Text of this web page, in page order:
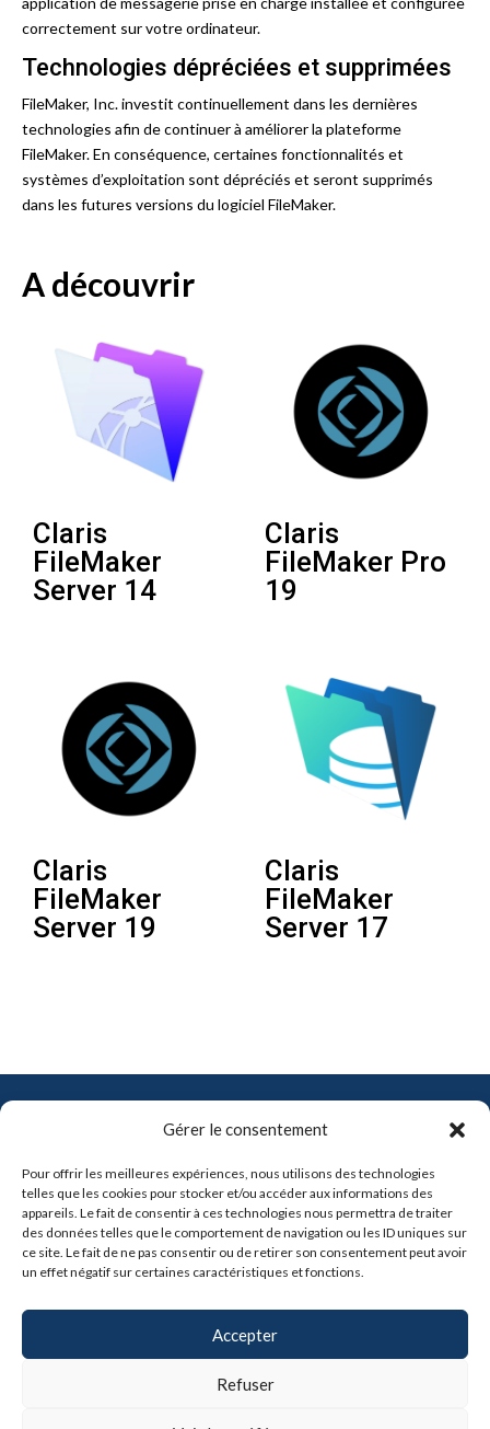
Gérer le consentement
Pour offrir les meilleures expériences, nous utilisons des technologies
telles que les cookies pour stocker et/ou accéder aux informations des
appareils. Le fait de consentir à ces technologies nous permettra de traiter
des données telles que le comportement de navigation ou les ID uniques sur
ce site. Le fait de ne pas consentir ou de retirer son consentement peut avoir
un effet négatif sur certaines caractéristiques et fonctions.
Accepter
Refuser
correctement sur votre ordinateur.
Technologies dépréciées et supprimées
FileMaker, Inc. investit continuellement dans les dernières
technologies afin de continuer à améliorer la plateforme
FileMaker. En conséquence, certaines fonctionnalités et
systèmes d’exploitation sont dépréciés et seront supprimés
dans les futures versions du logiciel FileMaker.
A découvrir
Claris
FileMaker
Server 14
Claris
FileMaker Pro
19
Claris
FileMaker
Server 19
Claris
FileMaker
Server 17
info@pro-soft.fr
+33 6 81 21 41 91
